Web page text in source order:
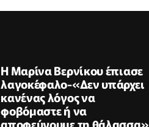
Η Μαρίνα Βερνίκου έπιασε
λαγοκέφαλο-«Δεν υπάρχει
κανένας λόγος να
φοβόμαστε ή να
αποφεύγουμε τη θάλασσα»